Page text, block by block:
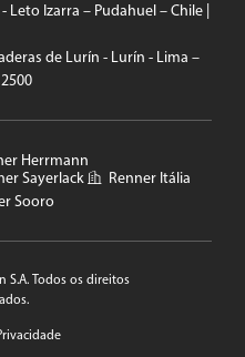
Izarra – Pudahuel – Chile |
de Lurín - Lurín - Lima –
Herrmann
Sayerlack
Renner Itália
Sooro
S.A. Todos os direitos